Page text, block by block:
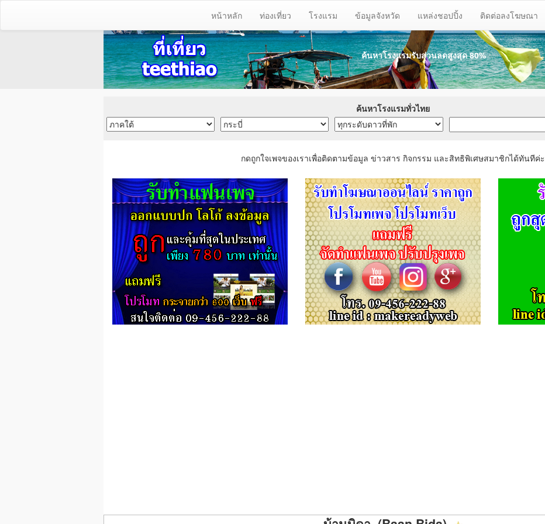
หน้าหลัก ท่องเที่ยว โรงแรม ข้อมูลจังหวัด แหล่งชอปปิ้ง ติดต่อลงโฆษณา
ค้นหาโรงแรมรับส่วนลดสูงสุด 80%
ค้นหาโรงแรมทั่วไทย
กดถูกใจเพจของเราเพื่อติดตามข้อมูล ข่าวสาร กิจกรรม และสิทธิพิเศษสมาชิกได้ทันทีค่ะ